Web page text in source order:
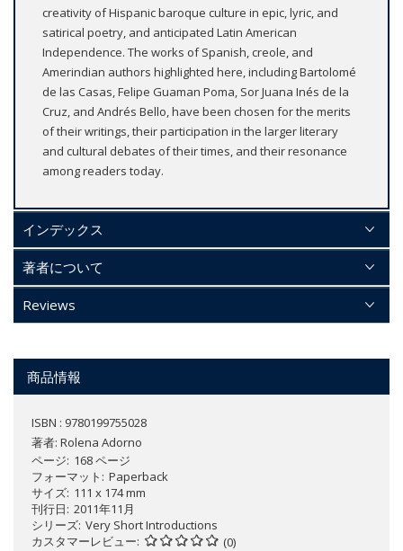
creativity of Hispanic baroque culture in epic, lyric, and
satirical poetry, and anticipated Latin American
Independence. The works of Spanish, creole, and
Amerindian authors highlighted here, including Bartolomé
de las Casas, Felipe Guaman Poma, Sor Juana Inés de la
Cruz, and Andrés Bello, have been chosen for the merits
of their writings, their participation in the larger literary
and cultural debates of their times, and their resonance
among readers today.
インデックス
著者について
Reviews
商品情報
ISBN : 9780199755028
著者: Rolena Adorno
ページ 168 ページ
フォーマット
Paperback
サイズ 111 x 174 mm
刊行日 2011年11月
シリーズ Very Short Introductions
カスタマーレビュー
(0)